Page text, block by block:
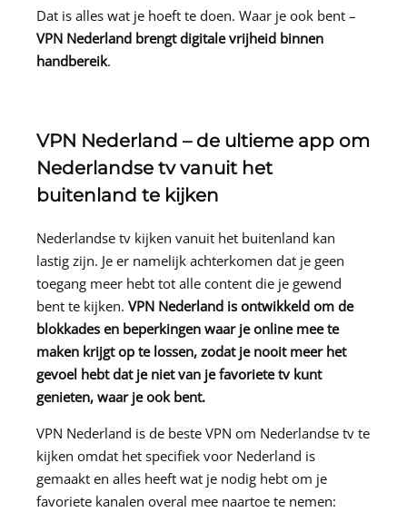
Dat is alles wat je hoeft te doen. Waar je ook bent –
VPN Nederland brengt digitale vrijheid binnen
handbereik.
VPN Nederland – de ultieme app om
Nederlandse tv vanuit het
buitenland te kijken
Nederlandse tv kijken vanuit het buitenland kan
lastig zijn. Je er namelijk achterkomen dat je geen
toegang meer hebt tot alle content die je gewend
bent te kijken. VPN Nederland is ontwikkeld om de
blokkades en beperkingen waar je online mee te
maken krijgt op te lossen, zodat je nooit meer het
gevoel hebt dat je niet van je favoriete tv kunt
genieten, waar je ook bent.
VPN Nederland is de beste VPN om Nederlandse tv te
kijken omdat het specifiek voor Nederland is
gemaakt en alles heeft wat je nodig hebt om je
favoriete kanalen overal mee naartoe te nemen: